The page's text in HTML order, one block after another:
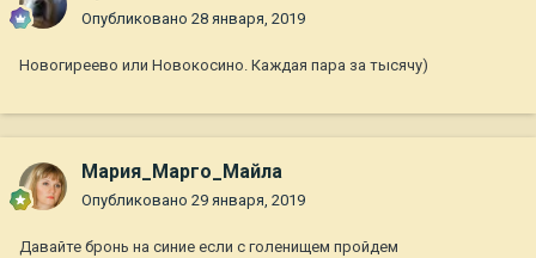
Опубликовано 28 января, 2019
Новогиреево или Новокосино. Каждая пара за тысячу)
Мария_Марго_Майла
Опубликовано 29 января, 2019
Давайте бронь на синие если с голенищем пройдем